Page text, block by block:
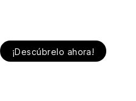
¡Descúbrelo ahora!